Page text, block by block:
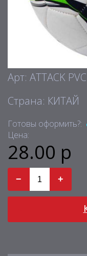
Арт: ATTACK PVC
Страна: КИТАЙ
Готовы оформить?:
Цена:
28.00 р
− +